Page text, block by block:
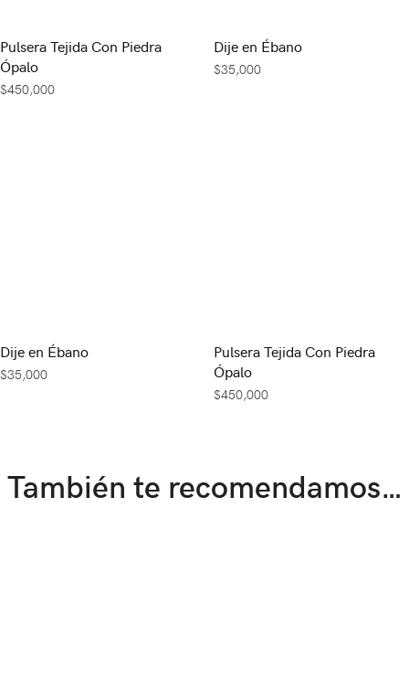
Pulsera Tejida Con Piedra
Ópalo
$450,000
Dije en Ébano
$35,000
Dije en Ébano
$35,000
Pulsera Tejida Con Piedra
Ópalo
$450,000
También te recomendamos…